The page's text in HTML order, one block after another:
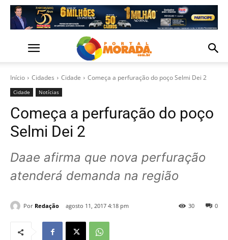
Início Cidades Cidade Começa a perfuração do poço Selmi Dei 2
Cidade Notícias
Começa a perfuração do poço
Selmi Dei 2
Daae afirma que nova perfuração
atenderá demanda na região
Por Redação agosto 11, 2017 4:18 pm 0
30